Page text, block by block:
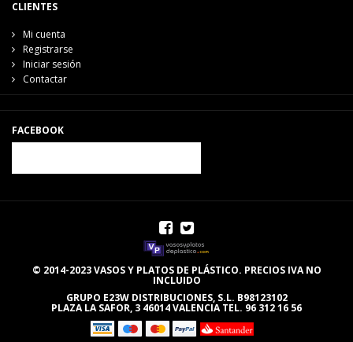
CLIENTES
Mi cuenta
Registrarse
Iniciar sesión
Contactar
FACEBOOK
© 2014-2023 VASOS Y PLATOS DE PLÁSTICO. PRECIOS IVA NO
INCLUIDO
GRUPO E23W DISTRIBUCIONES, S.L. B98123102
PLAZA LA SAFOR, 3 46014 VALENCIA TEL. 96 312 16 56